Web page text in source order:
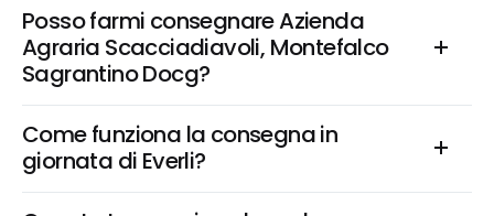
Posso farmi consegnare Azienda
Agraria Scacciadiavoli, Montefalco
Sagrantino Docg?
Come funziona la consegna in
giornata di Everli?